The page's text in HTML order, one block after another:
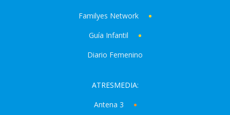
Familyes Network
Guía Infantil
Diario Femenino
ATRESMEDIA:
Antena 3